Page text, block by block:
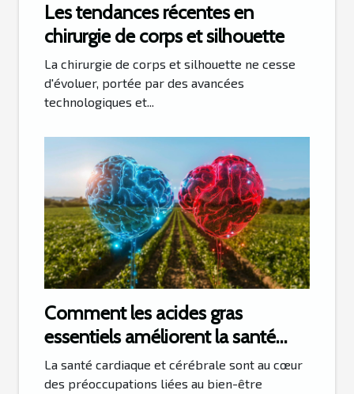
Les tendances récentes en
chirurgie de corps et silhouette
La chirurgie de corps et silhouette ne cesse
d'évoluer, portée par des avancées
technologiques et...
Comment les acides gras
essentiels améliorent la santé
cardiaque et cérébrale
La santé cardiaque et cérébrale sont au cœur
des préoccupations liées au bien-être